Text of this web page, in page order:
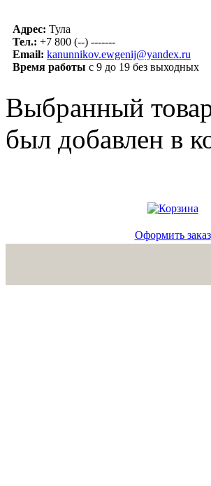
Адрес: Тула
Тел.: +7 800 (--) -------
Email: kanunnikov.ewgenij@yandex.ru
Время работы с 9 до 19 без выходных
Выбранный
был добавлен в
Оформить заказ